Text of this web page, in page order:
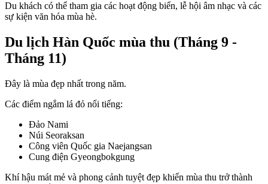
Du khách có thể tham gia các hoạt động biển, lễ hội âm nhạc và các
sự kiện văn hóa mùa hè.
Du lịch Hàn Quốc mùa thu (Tháng 9 -
Tháng 11)
Đây là mùa đẹp nhất trong năm.
Các điểm ngắm lá đỏ nổi tiếng:
Đảo Nami
Núi Seoraksan
Công viên Quốc gia Naejangsan
Cung điện Gyeongbokgung
Khí hậu mát mẻ và phong cảnh tuyệt đẹp khiến mùa thu trở thành